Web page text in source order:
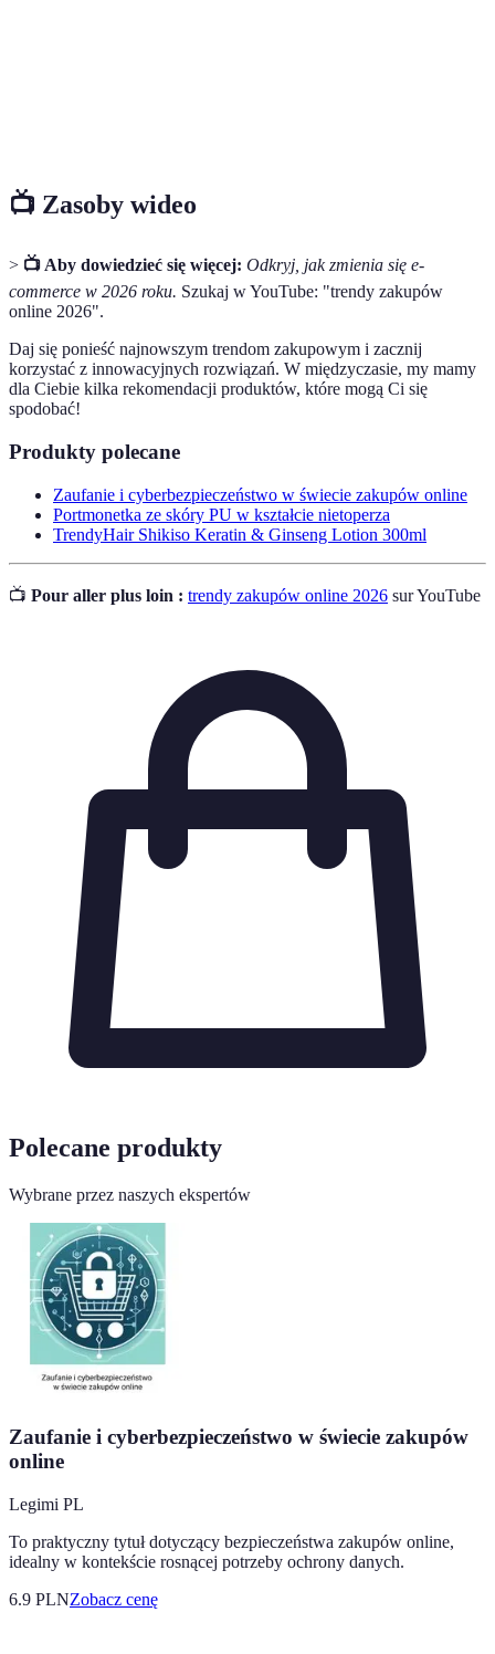
📺 Zasoby wideo
> 📺 Aby dowiedzieć się więcej: Odkryj, jak zmienia się e-
commerce w 2026 roku. Szukaj w YouTube: "trendy zakupów
online 2026".
Daj się ponieść najnowszym trendom zakupowym i zacznij
korzystać z innowacyjnych rozwiązań. W międzyczasie, my mamy
dla Ciebie kilka rekomendacji produktów, które mogą Ci się
spodobać!
Produkty polecane
Zaufanie i cyberbezpieczeństwo w świecie zakupów online
Portmonetka ze skóry PU w kształcie nietoperza
TrendyHair Shikiso Keratin & Ginseng Lotion 300ml
📺 Pour aller plus loin : trendy zakupów online 2026 sur YouTube
Polecane produkty
Wybrane przez naszych ekspertów
Zaufanie i cyberbezpieczeństwo w świecie zakupów
online
Legimi PL
To praktyczny tytuł dotyczący bezpieczeństwa zakupów online,
idealny w kontekście rosnącej potrzeby ochrony danych.
6.9 PLNZobacz cenę